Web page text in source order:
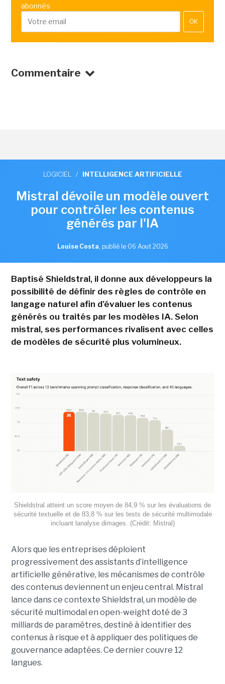
abonnés
OK
Commentaire
LOGICIEL / INTELLIGENCE ARTIFICIELLE
Mistral dévoile un modèle ouvert
pour contrôler les contenus
générés par l'IA
Louise Costa, publié le 06 Aout 2026
Baptisé Shieldstral, il donne aux développeurs la
possibilité de définir des règles de contrôle en
langage naturel afin d'évaluer les contenus
générés ou traités par les modèles IA. Selon
mistral, ses performances rivalisent avec celles
de modèles de sécurité plus volumineux.
Shieldstral atteint un score moyen de 84,9 % sur les évaluations de
sécurité textuelle et de 83,8 % sur les tests de sécurité multimodale
incluant lanalyse dimages. (Crédit: Mistral)
Alors que les entreprises déploient
progressivement des assistants d’intelligence
artificielle générative, les mécanismes de contrôle
des contenus deviennent un enjeu central. Mistral
lance dans ce contexte Shieldstral, un modèle de
sécurité multimodal en open-weight doté de 3
milliards de paramètres, destiné à identifier des
contenus à risque et à appliquer des politiques de
gouvernance adaptées. Ce derniercouvre 12
langues.